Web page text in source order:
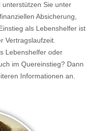
Sie unter
Absicherung,
als Lebenshelfer ist
Vertragslaufzeit.
Lebenshelfer oder
im Quereinstieg? Dann
Informationen an.